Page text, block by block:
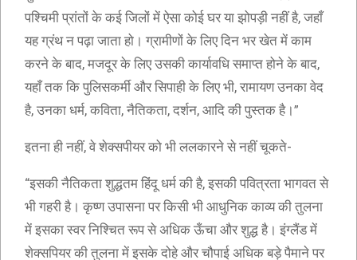
पश्चिमी प्रांतों के कई जिलों में ऐसा कोई घर या झोपड़ी नहीं है, जहाँ
यह ग्रंथ न पढ़ा जाता हो। ग्रामीणों के लिए दिन भर खेत में काम
करने के बाद, मजदूर के लिए उसकी कार्यावधि समाप्त होने के बाद,
यहाँ तक कि पुलिसकर्मी और सिपाही के लिए भी, रामायण उनका वेद
है, उनका धर्म, कविता, नैतिकता, दर्शन, आदि की पुस्तक है।”
इतना ही नहीं, वे शेक्सपीयर को भी ललकारने से नहीं चूकते-
“इसकी नैतिकता शुद्धतम हिंदू धर्म की है, इसकी पवित्रता भागवत से
भी गहरी है। कृष्ण उपासना पर किसी भी आधुनिक काव्य की तुलना
में इसका स्वर निश्चित रूप से अधिक ऊँचा और शुद्ध है। इंग्लैंड में
शेक्सपियर की तुलना में इसके दोहे और चौपाई अधिक बड़े पैमाने पर